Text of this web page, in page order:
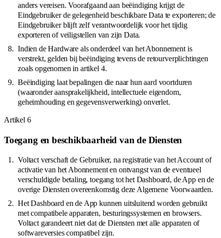
anders vereisen. Voorafgaand aan beëindiging krijgt de
Eindgebruiker de gelegenheid beschikbare Data te exporteren; de
Eindgebruiker blijft zelf verantwoordelijk voor het tijdig
exporteren of veiligstellen van zijn Data.
Indien de Hardware als onderdeel van het Abonnement is
verstrekt, gelden bij beëindiging tevens de retourverplichtingen
zoals opgenomen in artikel 4.
Beëindiging laat bepalingen die naar hun aard voortduren
(waaronder aansprakelijkheid, intellectuele eigendom,
geheimhouding en gegevensverwerking) onverlet.
Artikel 6
Toegang en beschikbaarheid van de Diensten
Voltact verschaft de Gebruiker, na registratie van het Account of
activatie van het Abonnement en ontvangst van de eventueel
verschuldigde betaling, toegang tot het Dashboard, de App en de
overige Diensten overeenkomstig deze Algemene Voorwaarden.
Het Dashboard en de App kunnen uitsluitend worden gebruikt
met compatibele apparaten, besturingssystemen en browsers.
Voltact garandeert niet dat de Diensten met alle apparaten of
softwareversies compatibel zijn.